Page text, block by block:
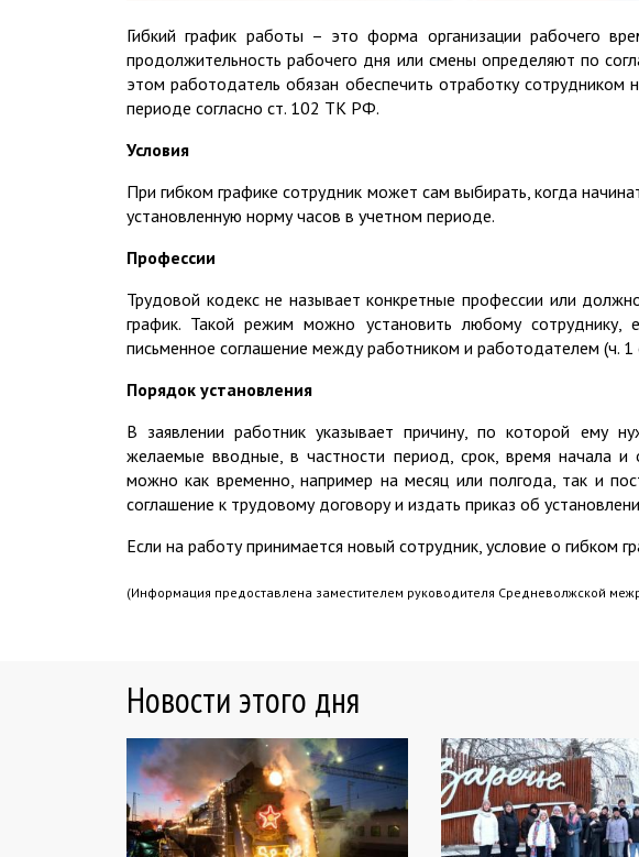
Гибкий график работы – это форма организации рабочего
продолжительность рабочего дня или смены определяют по
этом работодатель обязан обеспечить отработку
периоде согласно ст. 102 ТК РФ.
Условия
При гибком графике сотрудник может сам выбирать, когда
установленную норму часов в учетном периоде.
Профессии
Трудовой кодекс не называет конкретные профессии или
график. Такой режим можно установить любому
письменное соглашение между работником и работодателем (ч.
Порядок установления
В заявлении работник указывает причину, по которой ему
желаемые вводные, в частности период, срок, время начала и
можно как временно, например на месяц или полгода, так и
соглашение к трудовому договору и издать приказ об
Если на работу принимается новый сотрудник, условие о гибком
(Информация предоставлена заместителем руководителя Средневолжской
Новости этого дня